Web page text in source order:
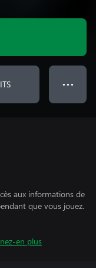
● ● ●
aux informations de
que vous jouez.
en plus